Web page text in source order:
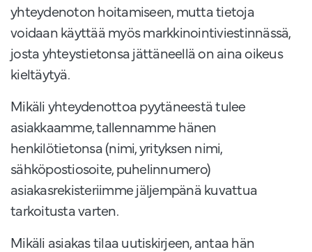
yhteydenoton hoitamiseen, mutta tietoja
voidaan käyttää myös markkinointiviestinnässä,
josta yhteystietonsa jättäneellä on aina oikeus
kieltäytyä.
Mikäli yhteydenottoa pyytäneestä tulee
asiakkaamme, tallennamme hänen
henkilötietonsa (nimi, yrityksen nimi,
sähköpostiosoite, puhelinnumero)
asiakasrekisteriimme jäljempänä kuvattua
tarkoitusta varten.
Mikäli asiakas tilaa uutiskirjeen, antaa hän